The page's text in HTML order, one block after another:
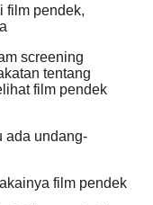
film pendek,
screening
tentang
film pendek
ada undang-
film pendek